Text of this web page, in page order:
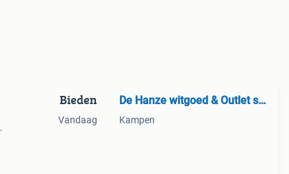
Bieden
Vandaag
De Hanze witgoed & Outlet store
Kampen